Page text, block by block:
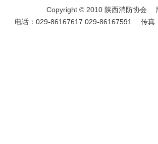
Copyright © 2010 陕西消防协会
电话：029-86167617 029-86167591 传